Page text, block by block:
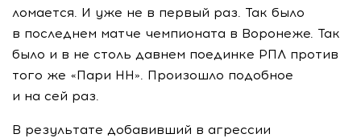
ломается. И уже не в первый раз. Так было
в последнем матче чемпионата в Воронеже. Так
было и в не столь давнем поединке РПЛ против
того же «Пари НН». Произошло подобное
и на сей раз.
В результате добавивший в агрессии